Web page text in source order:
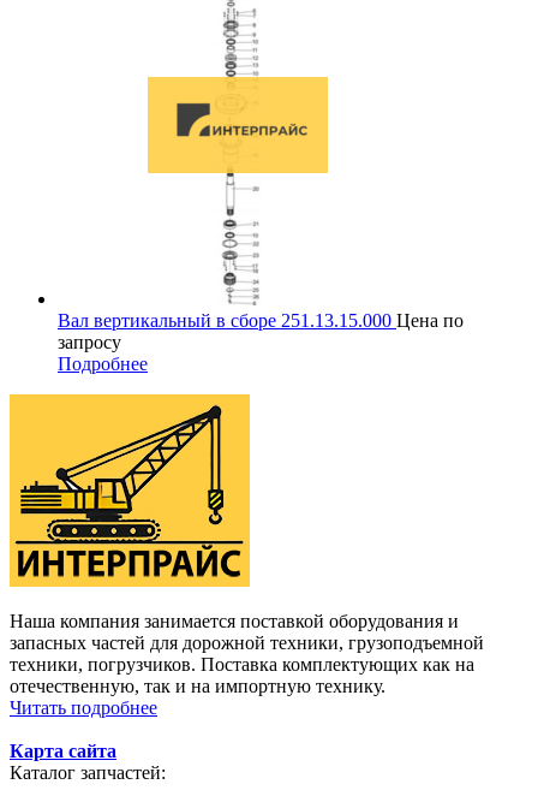
Вал вертикальный в сборе 251.13.15.000 Цена по
запросу
Подробнее
Наша компания занимается поставкой оборудования и
запасных частей для дорожной техники, грузоподъемной
техники, погрузчиков. Поставка комплектующих как на
отечественную, так и на импортную технику.
Читать подробнее
Карта сайта
Каталог запчастей: